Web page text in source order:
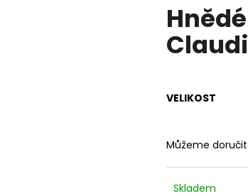
produktu
je
0,0
z
VELIKOST
Můžeme
Skladem
HLEDAT